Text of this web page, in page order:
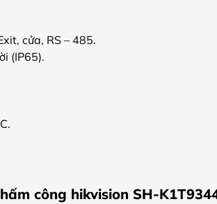
cửa, RS – 485.
(IP65).
công hikvision SH-